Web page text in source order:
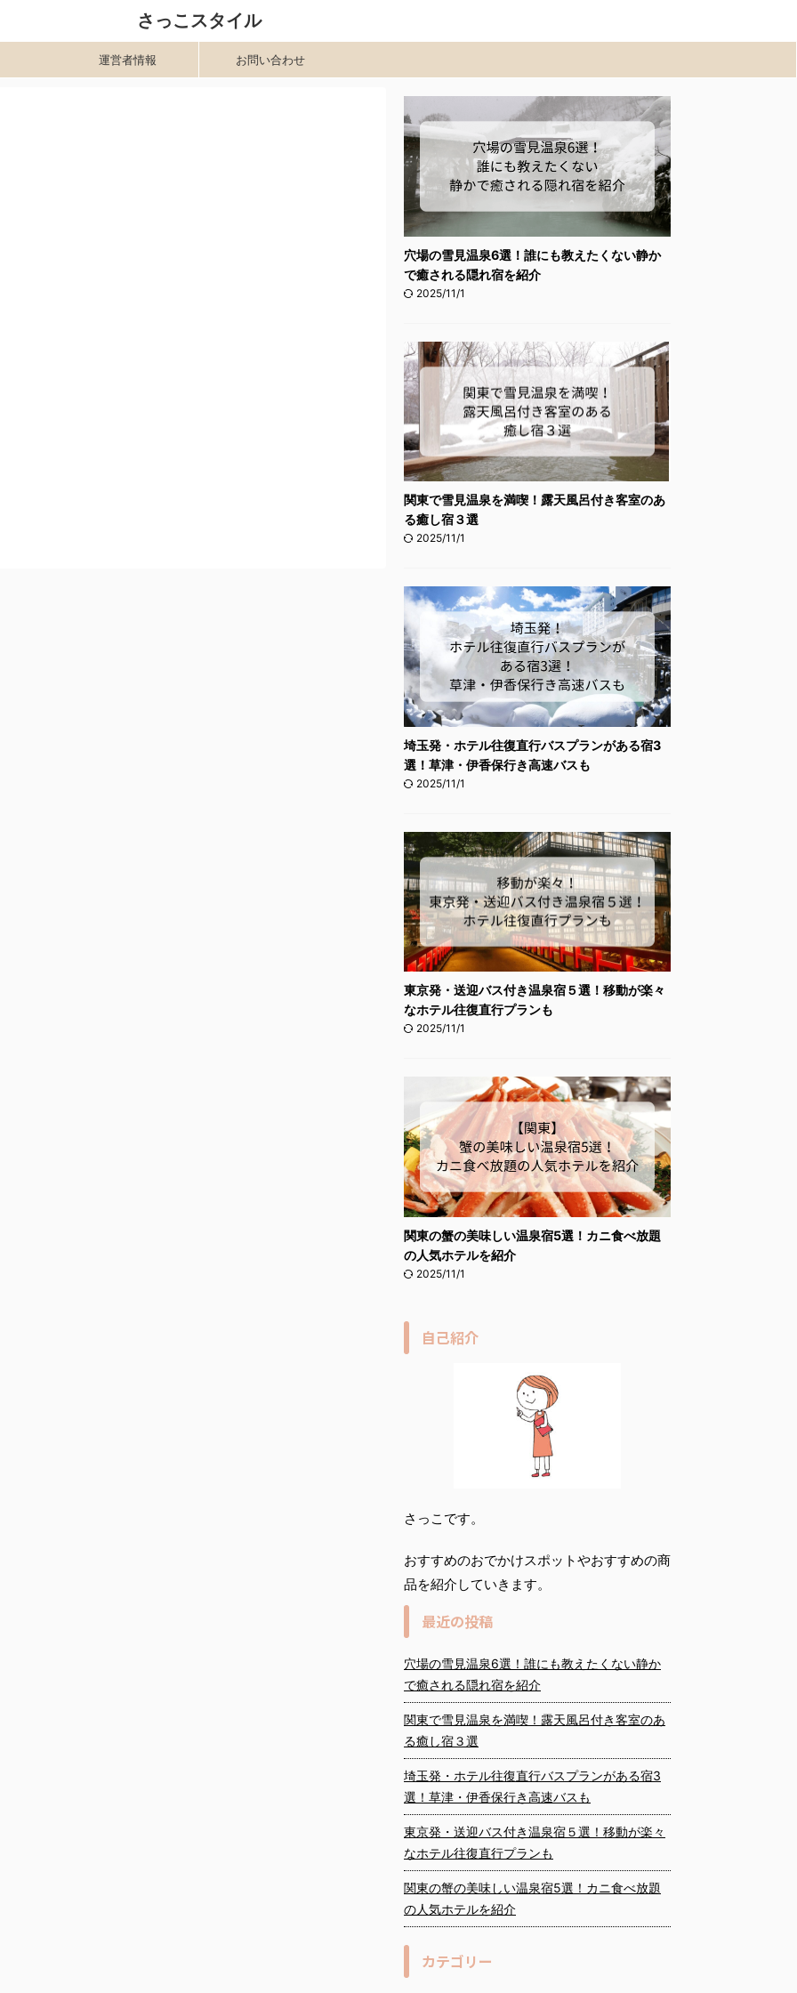
さっこスタイル
運営者情報 お問い合わせ
穴場の雪見温泉6選！誰にも教えたくない静か
で癒される隠れ宿を紹介
2025/11/1
関東で雪見温泉を満喫！露天風呂付き客室のあ
る癒し宿３選
2025/11/1
埼玉発・ホテル往復直行バスプランがある宿3
選！草津・伊香保行き高速バスも
2025/11/1
東京発・送迎バス付き温泉宿５選！移動が楽々
なホテル往復直行プランも
2025/11/1
関東の蟹の美味しい温泉宿5選！カニ食べ放題
の人気ホテルを紹介
2025/11/1
自己紹介
さっこです。
おすすめのおでかけスポットやおすすめの商
品を紹介していきます。
最近の投稿
穴場の雪見温泉6選！誰にも教えたくない静か
で癒される隠れ宿を紹介
関東で雪見温泉を満喫！露天風呂付き客室のあ
る癒し宿３選
埼玉発・ホテル往復直行バスプランがある宿3
選！草津・伊香保行き高速バスも
東京発・送迎バス付き温泉宿５選！移動が楽々
なホテル往復直行プランも
関東の蟹の美味しい温泉宿5選！カニ食べ放題
の人気ホテルを紹介
カテゴリー